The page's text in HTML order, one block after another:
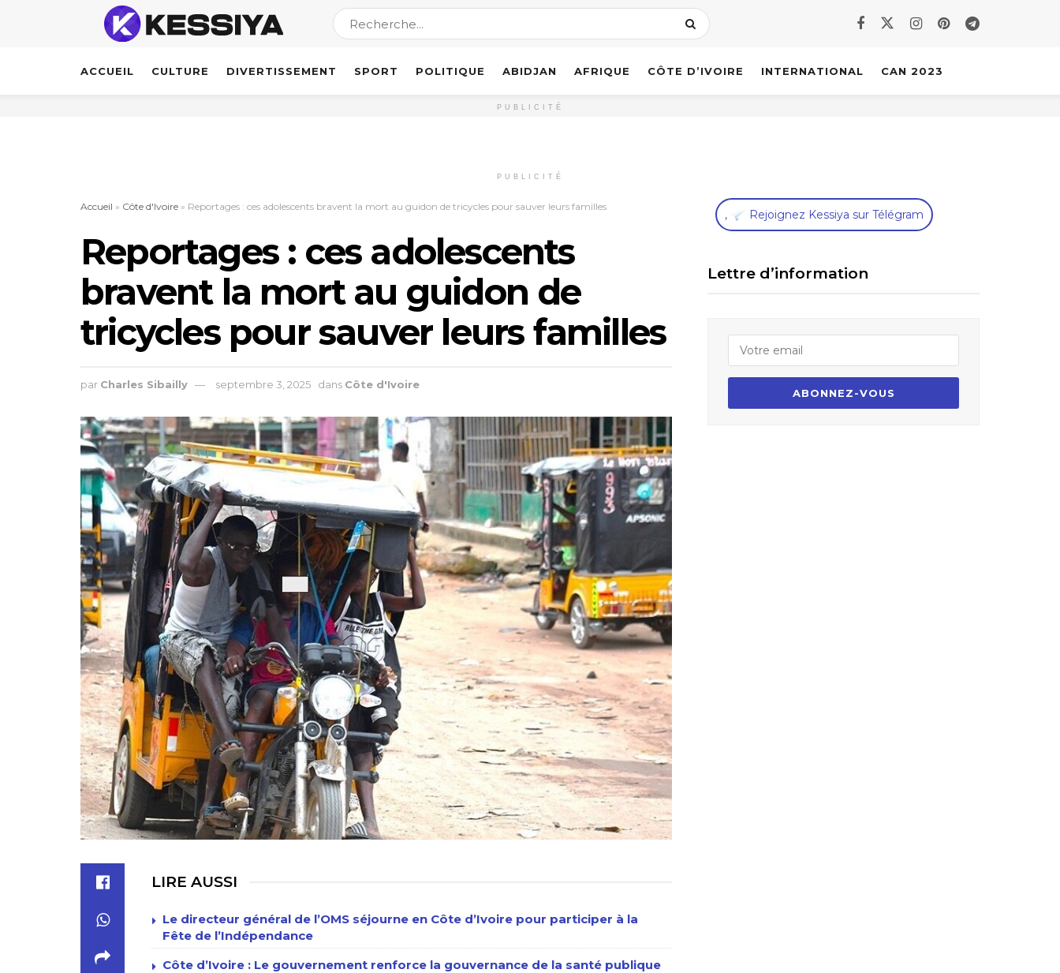
ACCUEIL CULTURE DIVERTISSEMENT SPORT POLITIQUE ABIDJAN AFRIQUE CÔTE D’IVOIRE INTERNATIONAL CAN 2023
PUBLICITÉ
PUBLICITÉ
Accueil » Côte d'Ivoire » Reportages : ces adolescents bravent la mort au guidon de tricycles pour sauver leurs familles
Reportages : ces adolescents
bravent la mort au guidon de
tricycles pour sauver leurs familles
par Charles Sibailly septembre 3, 2025 dans Côte d'Ivoire
LIRE AUSSI
Le directeur général de l’OMS séjourne en Côte d’Ivoire pour participer à la
Fête de l’Indépendance
Côte d’Ivoire : Le gouvernement renforce la gouvernance de la santé publique
, Rejoignez Kessiya sur Télégram
Lettre d’information